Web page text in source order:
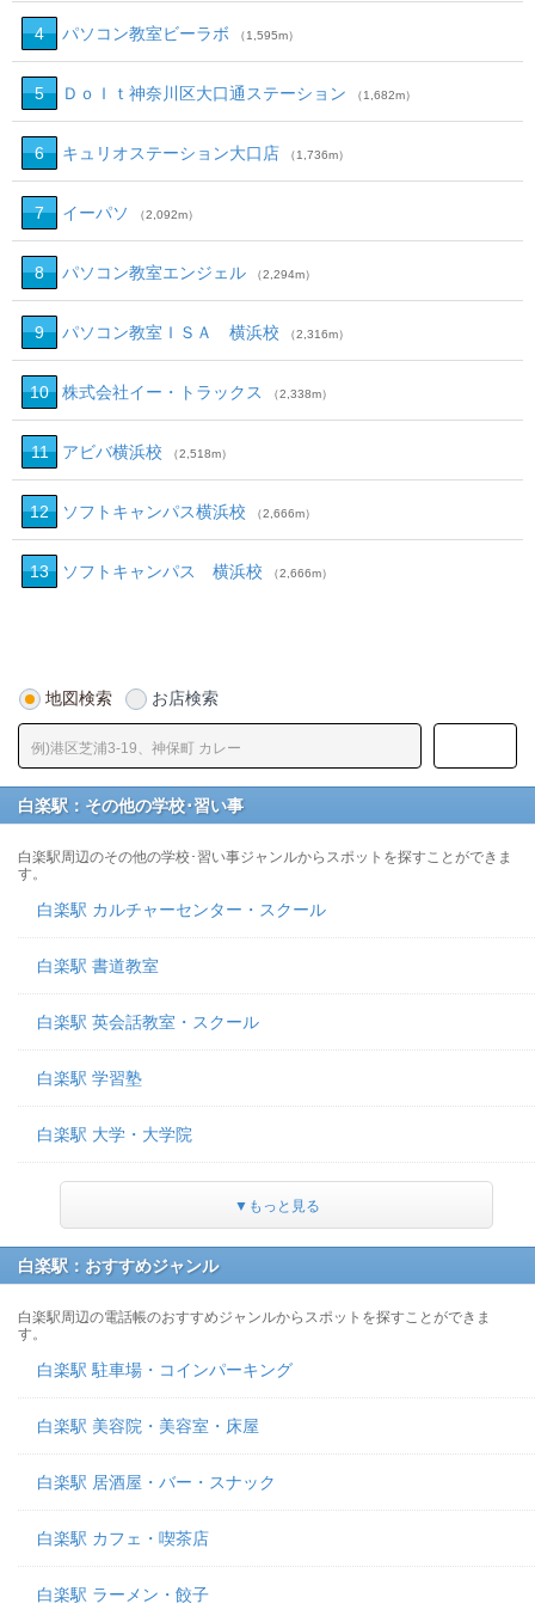
4 パソコン教室ビーラボ （1,595m）
5 ＤｏＩｔ神奈川区大口通ステーション （1,682m）
6 キュリオステーション大口店 （1,736m）
7 イーパソ （2,092m）
8 パソコン教室エンジェル （2,294m）
9 パソコン教室ＩＳＡ 横浜校 （2,316m）
10 株式会社イー・トラックス （2,338m）
11 アビバ横浜校 （2,518m）
12 ソフトキャンパス横浜校 （2,666m）
13 ソフトキャンパス 横浜校 （2,666m）
地図検索 お店検索
白楽駅：その他の学校･習い事
白楽駅周辺のその他の学校･習い事ジャンルからスポットを探すことができま
す。
白楽駅 カルチャーセンター・スクール
白楽駅 書道教室
白楽駅 英会話教室・スクール
白楽駅 学習塾
白楽駅 大学・大学院
▼もっと見る
白楽駅：おすすめジャンル
白楽駅周辺の電話帳のおすすめジャンルからスポットを探すことができま
す。
白楽駅 駐車場・コインパーキング
白楽駅 美容院・美容室・床屋
白楽駅 居酒屋・バー・スナック
白楽駅 カフェ・喫茶店
白楽駅 ラーメン・餃子